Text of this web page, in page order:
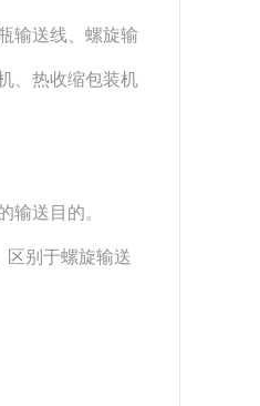
输送线、螺旋输
、热收缩包装机
输送目的。
区别于螺旋输送